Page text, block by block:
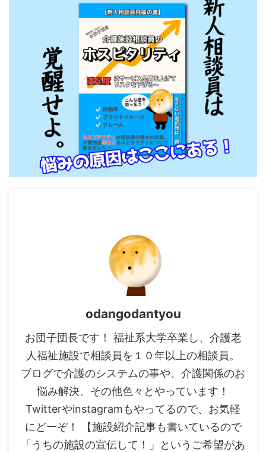
odangodantyou
お団子団長です！ 福祉系大学卒業し、介護老
人福祉施設で相談員を１０年以上の相談員。
ブログで介護のシステムの事や、介護関係のお
悩み解決、その他色々とやっています！
Twitterやinstagramもやってるので、お気軽
にどーぞ！ 【施設紹介記事も書いているので
「うちの施設の宣伝して！」というご希望があ